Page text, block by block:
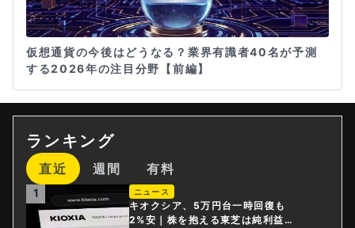
仮想通貨の今後はどうなる？業界有識者40名が予測
する2026年の注目分野【前編】
ランキング
直近 週間 有料
1 ニュース
キオクシア、5万円台一時回復も
2%安｜株を抱える東芝は純利益3